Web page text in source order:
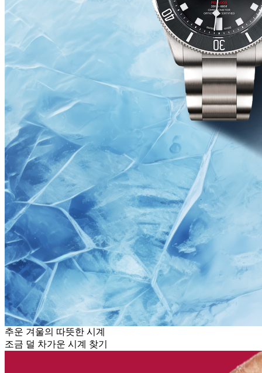
추운 겨울의 따뜻한 시계
조금 덜 차가운 시계 찾기